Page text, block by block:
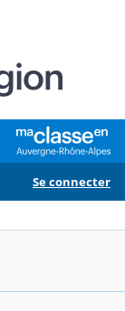
Se connecter